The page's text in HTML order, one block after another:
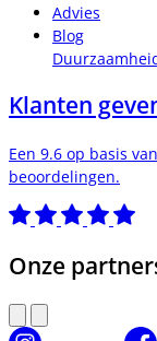
Advies
Blog
Klanten
Een 9.6 op basis
beoordelingen.
Onze